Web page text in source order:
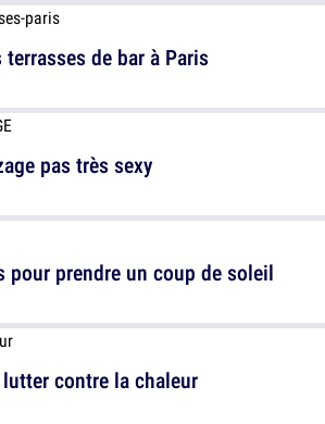
pas très sexy
contre la chaleur
de bar à Paris
pour prendre un coup de soleil